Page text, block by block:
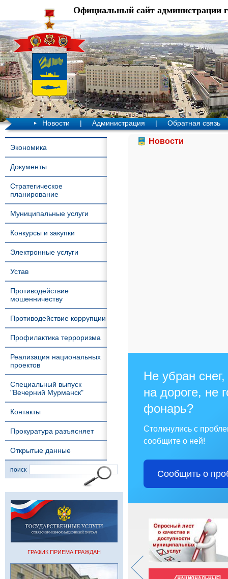
Официальный сайт администрации
Новости | Администрация | Обратная связь
Экономика
Документы
Стратегическое
планирование
Муниципальные услуги
Конкурсы и закупки
Электронные услуги
Устав
Противодействие
мошенничеству
Противодействие коррупции
Профилактика терроризма
Реализация национальных
проектов
Специальный выпуск
"Вечерний Мурманск"
Контакты
Прокуратура разъясняет
Открытые данные
поиск
ГРАФИК ПРИЕМА ГРАЖДАН
Новости
Не убран
на дороге, не
фонарь?
Столкнулись с
сообщите о ней!
Сообщить о